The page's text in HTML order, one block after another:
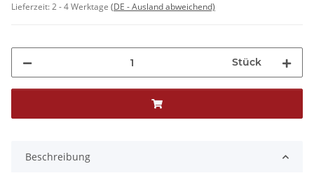
Lieferzeit:2 - 4 Werktage (DE - Ausland abweichend)
Stück
Beschreibung